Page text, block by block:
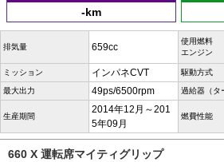
-km
排気量 659cc
使用燃料
エンジン
ミッション インパネCVT 駆動方式
最大出力 49ps/6500rpm 過給器（タ
生産期間
2014年12月～201
5年09月
燃費性能
660 X 運転席マイティグリップ